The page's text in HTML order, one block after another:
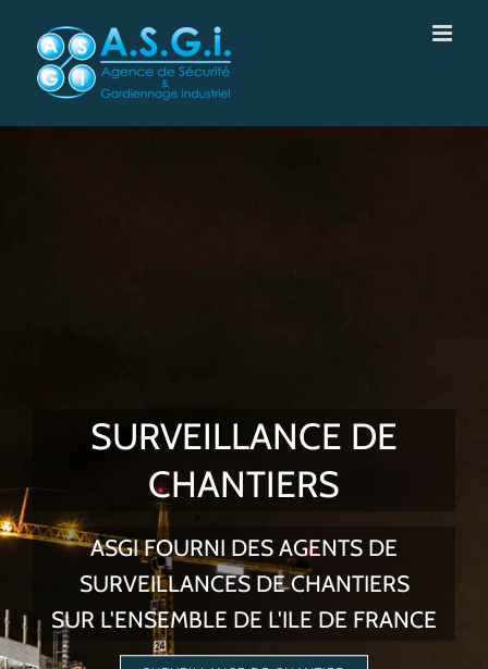
content
SURVEILLANCE DE
CHANTIERS
ASGI FOURNI DES AGENTS DE
SURVEILLANCES DE CHANTIERS
SUR L'ENSEMBLE DE L'ILE DE FRANCE